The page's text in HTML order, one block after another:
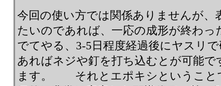
今回の使い方では関係ありませんが、
たいのであれば、一応の成形が終わ
でてやる、3-5日程度経過後にヤスリ
あればネジや釘を打ち込むとが可能
ます。 それとエポキシということ